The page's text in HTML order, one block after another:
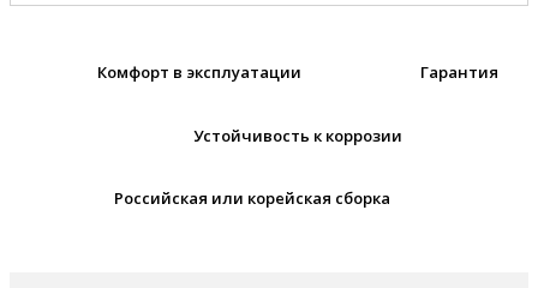
Комфорт в эксплуатации Гарантия
Устойчивость к коррозии
Российская или корейская сборка